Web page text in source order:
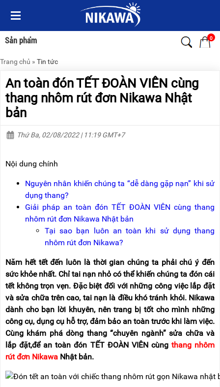
Sản phẩm 0
Menu
Sản
phẩm
TRANG
THANG
NHÔM
ĐẨY
HÀNG
DÂY
HIỂM
TIN
TỨC
BÁO
CHÍ
NÓI
VỀ
NIKAWA
GIỚI
THIỆU
Menu
Sản
phẩm
TRANG
THANG
NHÔM
NHÔM
RÚT
NHÔM
ĐÌNH
NHÔM
THANG
CÁCH
ĐIỆN
THANG
NHÔM
CHỮ
A
THANG
NHÔM
CÔNG
Trang chủ » Tin tức
An toàn đón TẾT ĐOÀN VIÊN cùng
thang nhôm rút đơn Nikawa Nhật
bản
Thứ Ba, 02/08/2022 | 11:19 GMT+7
Nội dung chính
Nguyên nhân khiến chúng ta “dễ dàng gặp nạn” khi sử
dụng thang?
Giải pháp an toàn đón TẾT ĐOÀN VIÊN cùng thang
nhôm rút đơn Nikawa Nhật bản
Tại sao bạn luôn an toàn khi sử dụng thang
nhôm rút đơn Nikawa?
Năm hết tết đến luôn là thời gian chúng ta phải chú ý đến
sức khỏe nhất. Chỉ tai nạn nhỏ có thể khiến chúng ta đón cái
tết không trọn vẹn. Đặc biệt đối với những công việc lắp đặt
và sửa chữa trên cao, tai nạn là điều khó tránh khỏi. Nikawa
dành cho bạn lời khuyên, nên trang bị tốt cho mình những
công cụ, dụng cụ hỗ trợ, đảm bảo an toàn trước khi làm việc.
Cùng khám phá dòng thang “chuyên ngành” sửa chữa và
lắp đặt,để an toàn đón TẾT ĐOÀN VIÊN cùng thang nhôm
rút đơn Nikawa Nhật bản.